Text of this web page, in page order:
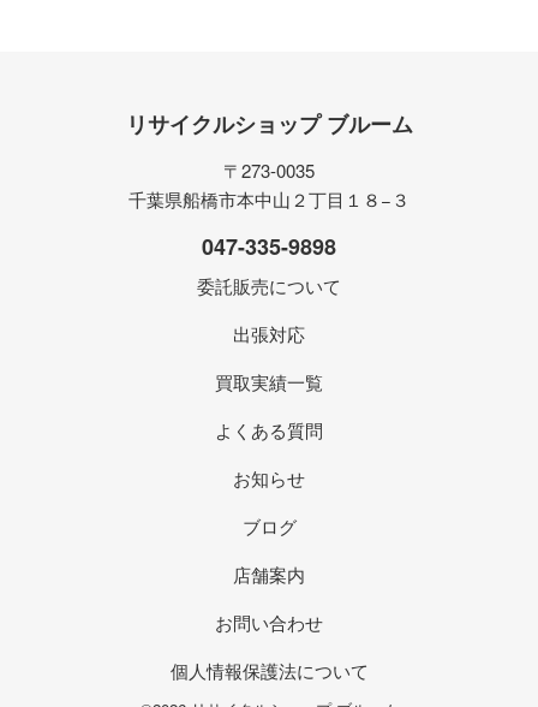
リサイクルショップ ブルーム
〒273-0035
千葉県船橋市本中山２丁目１８−３
047-335-9898
委託販売について
出張対応
買取実績一覧
よくある質問
お知らせ
ブログ
店舗案内
お問い合わせ
個人情報保護法について